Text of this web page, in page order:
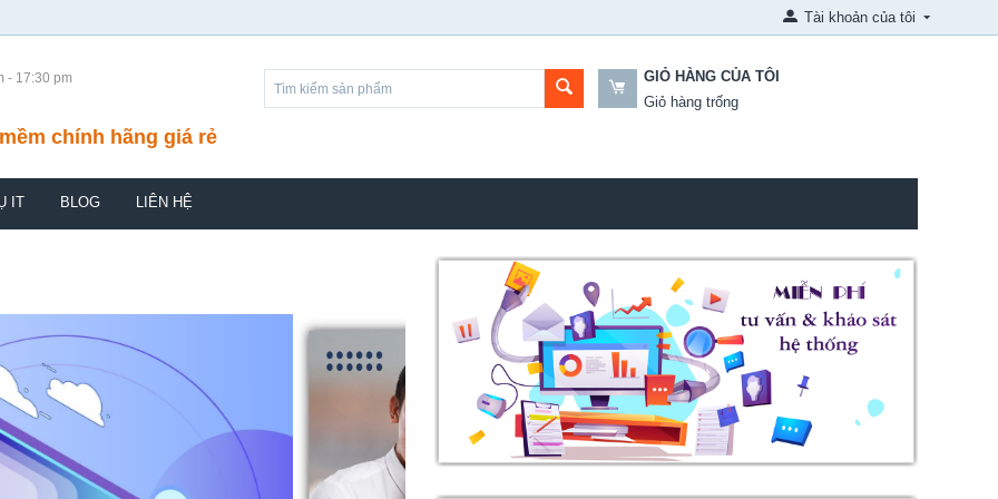
Tài khoản của tôi
- 17:30 pm
chính hãng giá rẻ
GIỎ HÀNG CỦA TÔI
Giỏ hàng trống
IT BLOG LIÊN HỆ